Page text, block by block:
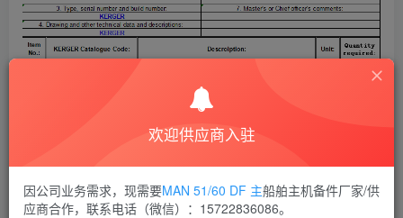
欢迎供应商入驻
因公司业务需求，现需要MAN 51/60 DF 主船舶主机备件厂家/供
应商合作，联系电话（微信）：15722836086。